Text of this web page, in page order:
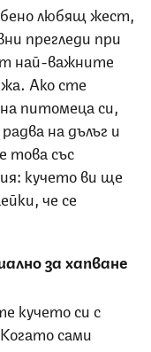
любящ жест,
прегледи при
най-важните
Ако сте
питомеца си,
на дълъг и
това със
кучето ви ще
че се
за хапване
кучето си с
сами